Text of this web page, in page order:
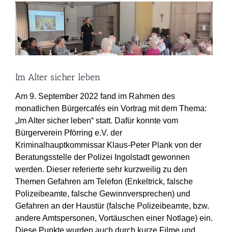
Zeige
grösseres
Bild
Im Alter sicher leben
Am 9. September 2022 fand im Rahmen des
monatlichen Bürgercafés ein Vortrag mit dem Thema:
„Im Alter sicher leben“ statt. Dafür konnte vom
Bürgerverein Pförring e.V. der
Kriminalhauptkommissar Klaus-Peter Plank von der
Beratungsstelle der Polizei Ingolstadt gewonnen
werden. Dieser referierte sehr kurzweilig zu den
Themen Gefahren am Telefon (Enkeltrick, falsche
Polizeibeamte, falsche Gewinnversprechen) und
Gefahren an der Haustür (falsche Polizeibeamte, bzw.
andere Amtspersonen, Vortäuschen einer Notlage) ein.